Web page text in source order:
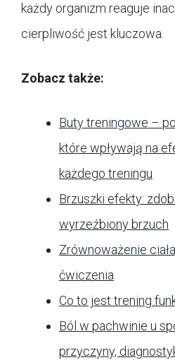
każdy organizm reaguje
cierpliwość jest kluczowa.
Zobacz także:
Buty treningowe –
które wpływają na
każdego treningu
Brzuszki efekty:
wyrzeźbiony brzuch
Zrównoważenie
ćwiczenia
Co to jest trening
Ból w pachwinie u
przyczyny,